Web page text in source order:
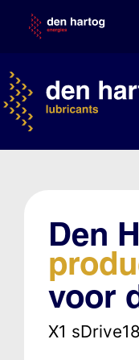
content
Den
voor
X1